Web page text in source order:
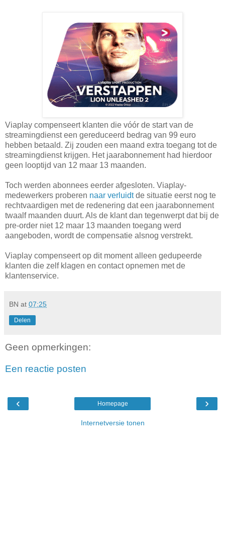
Viaplay compenseert klanten die vóór de start van de
streamingdienst een gereduceerd bedrag van 99 euro
hebben betaald. Zij zouden een maand extra toegang tot de
streamingdienst krijgen. Het jaarabonnement had hierdoor
geen looptijd van 12 maar 13 maanden.
Toch werden abonnees eerder afgesloten. Viaplay-
medewerkers proberen naar verluidtde situatie eerst nog te
rechtvaardigen met de redenering dat een jaarabonnement
twaalf maanden duurt. Als de klant dan tegenwerpt dat bij de
pre-order niet 12 maar 13 maanden toegang werd
aangeboden, wordt de compensatie alsnog verstrekt.
Viaplay compenseert op dit moment alleen gedupeerde
klanten die zelf klagen en contact opnemen met de
klantenservice.
BN at 07:25
Delen
Geen opmerkingen:
Een reactie posten
‹ ›
Homepage
Internetversie tonen